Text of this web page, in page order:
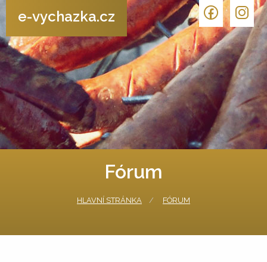
e-vychazka.cz
Fórum
HLAVNÍ STRÁNKA FÓRUM